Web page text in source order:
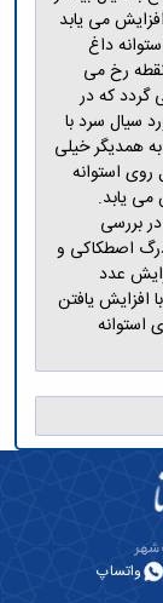
می یابد
داغ
نقطه رخ می
گردد که در
سیال سرد با
همدیگر خیلی
استوانه
یابد.
بررسی
اصطکاکی و
عدد
افزایش یافتن
استوانه
واتساپ